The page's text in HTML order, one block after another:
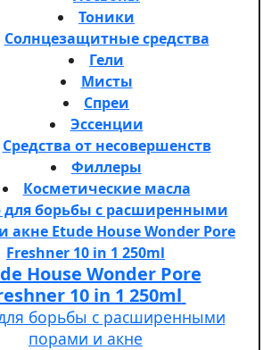
Тоники
Солнцезащитные средства
Гели
Мисты
Спреи
Эссенции
Средства от несовершенств
Филлеры
Косметические масла
House Wonder Pore
10 in 1 250ml
борьбы с расширенными
порами и акне